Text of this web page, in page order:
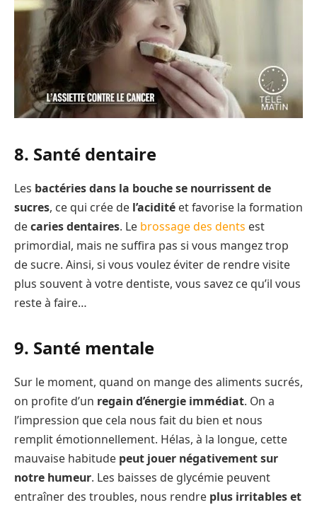
8. Santé dentaire
Les bactéries dans la bouche se nourrissent de
sucres, ce qui crée de l’acidité et favorise la formation
decaries dentaires. Le brossage des dents est
primordial, mais ne suffira pas si vous mangez trop
de sucre. Ainsi, si vous voulez éviter de rendre visite
plus souvent à votre dentiste, vous savez ce qu’il vous
reste à faire…
9. Santé mentale
Sur le moment, quand on mange des aliments sucrés,
on profite d’un regain d’énergie immédiat. On a
l’impression que cela nous fait du bien et nous
remplit émotionnellement. Hélas, à la longue, cette
mauvaise habitude peut jouer négativement sur
notre humeur. Les baisses de glycémie peuvent
entraîner des troubles, nous rendre plus irritables et